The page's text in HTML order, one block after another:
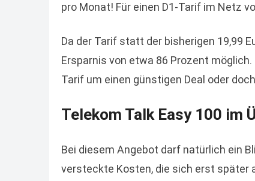
pro Monat! Für einen D1-Tarif im Netz
Da der Tarif statt der bisherigen 19,99
Ersparnis von etwa 86 Prozent
Tarif um einen günstigen Deal oder
Telekom Talk Easy 100 im
Bei diesem Angebot darf natürlich ein
versteckte Kosten, die sich erst später